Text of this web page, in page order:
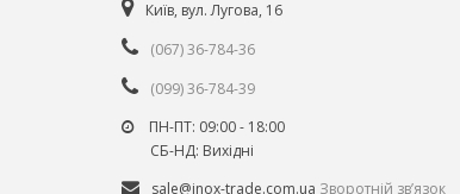
Київ, вул. Лугова, 16
(067) 36-784-36
(099) 36-784-39
ПН-ПТ: 09:00 - 18:00
СБ-НД: Вихiднi
sale@inox-trade.com.ua Зворотній зв’язок